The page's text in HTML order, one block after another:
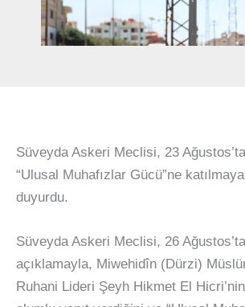
Süveyda Askeri Meclisi, 23
“Ulusal Muhafızlar Gücü”ne
duyurdu.
Süveyda Askeri Meclisi, 26 Ağustos’ta
açıklamayla, Miwehidîn (Dürzi)
Ruhani Lideri Şeyh Hikmet El Hicri’nin